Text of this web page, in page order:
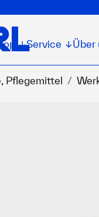
↓Service ↓Über
Pflegemittel